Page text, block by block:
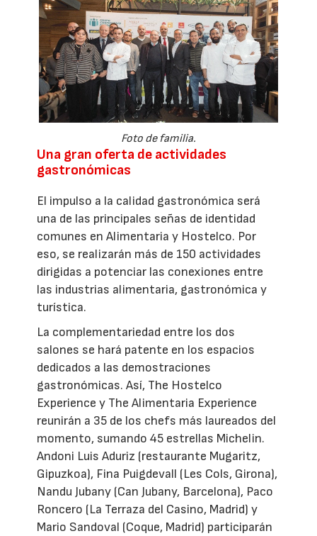
Foto de familia.
Una gran oferta de actividades
gastronómicas
El impulso a la calidad gastronómica será
una de las principales señas de identidad
comunes en Alimentaria y Hostelco. Por
eso, se realizarán más de 150 actividades
dirigidas a potenciar las conexiones entre
las industrias alimentaria, gastronómica y
turística.
La complementariedad entre los dos
salones se hará patente en los espacios
dedicados a las demostraciones
gastronómicas. Así, The Hostelco
Experience y The Alimentaria Experience
reunirán a 35 de los chefs más laureados del
momento, sumando 45 estrellas Michelin.
Andoni Luis Aduriz (restaurante Mugaritz,
Gipuzkoa), Fina Puigdevall (Les Cols, Girona),
Nandu Jubany (Can Jubany, Barcelona), Paco
Roncero (La Terraza del Casino, Madrid) y
Mario Sandoval (Coque, Madrid) participarán